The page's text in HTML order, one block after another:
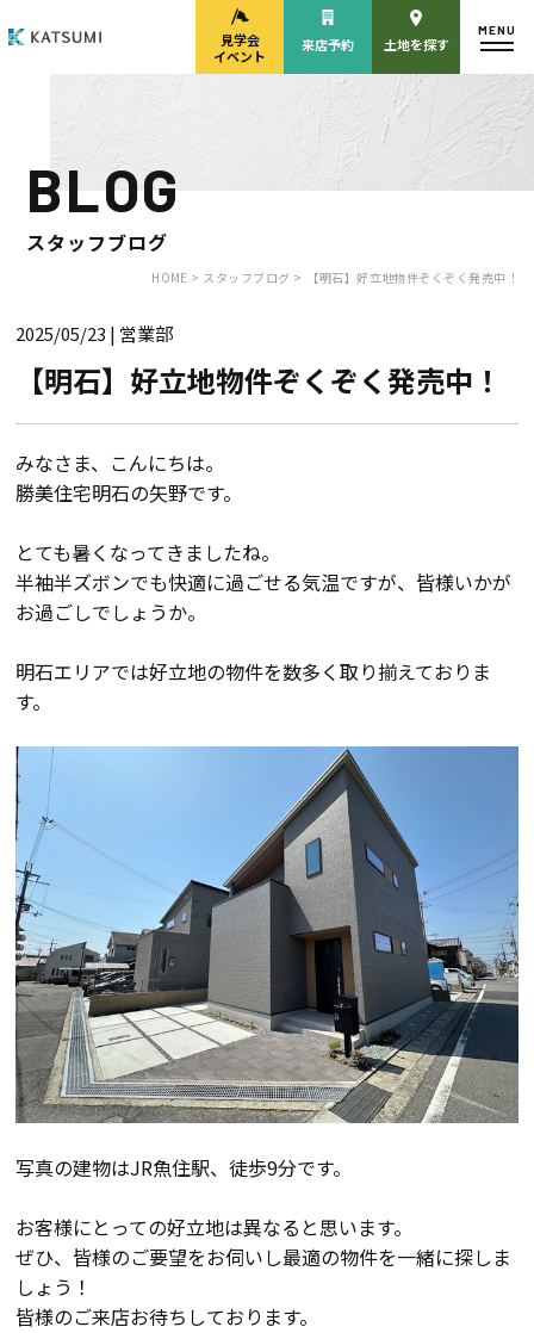
モデルハウス
来場予約
見学会・
来店予約
HOME
物件検索
会員登録
KATSUMIの標準仕様 和暮-なごみ-
素材とデザイン
耐震性能+制震性能
断熱・気密性能と快適性
ラインナップ
見学会
イベント
来店予約 土地を探す
MENU
BLOG
スタッフブログ
HOME > スタッフブログ > 【明石】好立地物件ぞくぞく発売中！
2025/05/23 | 営業部
【明石】好立地物件ぞくぞく発売中！
みなさま、こんにちは。
勝美住宅明石の矢野です。
とても暑くなってきましたね。
半袖半ズボンでも快適に過ごせる気温ですが、皆様いかが
お過ごしでしょうか。
明石エリアでは好立地の物件を数多く取り揃えておりま
す。
写真の建物はJR魚住駅、徒歩9分です。
お客様にとっての好立地は異なると思います。
ぜひ、皆様のご要望をお伺いし最適の物件を一緒に探しま
しょう！
皆様のご来店お待ちしております。